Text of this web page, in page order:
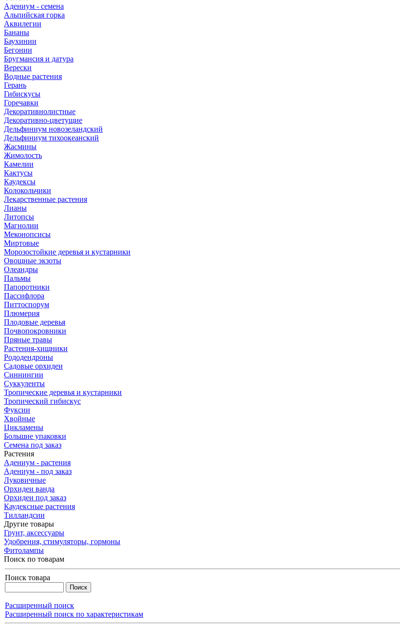
Адениум - семена
Альпийская горка
Аквилегии
Бананы
Баухинии
Бегонии
Бругмансия и датура
Верески
Водные растения
Герань
Гибискусы
Горечавки
Декоративнолистные
Декоративно-цветущие
Дельфиниум новозеландский
Дельфиниум тихоокеанский
Жасмины
Жимолость
Камелии
Кактусы
Каудексы
Колокольчики
Лекарственные растения
Лианы
Литопсы
Магнолии
Меконопсисы
Миртовые
Морозостойкие деревья и кустарники
Овощные экзоты
Олеандры
Пальмы
Папоротники
Пассифлора
Питтоспорум
Плюмерия
Плодовые деревья
Почвопокровники
Пряные травы
Растения-хищники
Рододендроны
Садовые орхидеи
Синнингии
Суккуленты
Тропические деревья и кустарники
Тропический гибискус
Фуксии
Хвойные
Цикламены
Большие упаковки
Семена под заказ
Растения
Адениум - растения
Адениум - под заказ
Луковичные
Орхидеи ванда
Орхидеи под заказ
Каудексные растения
Тилландсии
Другие товары
Грунт, аксессуары
Удобрения, стимуляторы, гормоны
Фитолампы
Поиск по товарам
Поиск товара
Расширенный поиск
Расширенный поиск по характеристикам